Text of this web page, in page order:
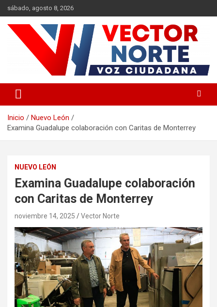
Saltar
al
contenido
sábado, agosto 8, 2026
Vector Norte
Inicio
Nuevo León
Examina Guadalupe colaboración con Caritas de Monterrey
NUEVO LEÓN
Examina Guadalupe colaboración
con Caritas de Monterrey
noviembre 14, 2025 Vector Norte